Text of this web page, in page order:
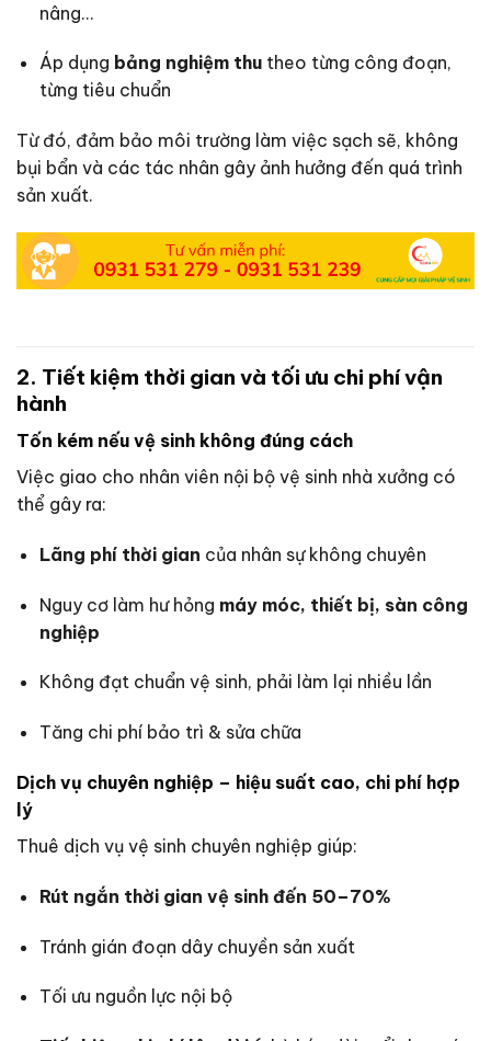
nâng…
Áp dụng bảng nghiệm thutheo từng công đoạn,
từng tiêu chuẩn
Từ đó, đảm bảo môi trường làm việc sạch sẽ, không
bụi bẩn và các tác nhân gây ảnh hưởng đến quá trình
sản xuất.
2. Tiết kiệm thời gian và tối ưu chi phí vận
hành
Tốn kém nếu vệ sinh không đúng cách
Việc giao cho nhân viên nội bộ vệ sinh nhà xưởng có
thể gây ra:
Lãng phí thời gian của nhân sự không chuyên
Nguy cơ làm hư hỏng máy móc, thiết bị, sàn công
nghiệp
Không đạt chuẩn vệ sinh, phải làm lại nhiều lần
Tăng chi phí bảo trì & sửa chữa
Dịch vụ chuyên nghiệp – hiệu suất cao, chi phí hợp
lý
Thuê dịch vụ vệ sinh chuyên nghiệp giúp:
Rút ngắn thời gian vệ sinh đến 50–70%
Tránh gián đoạn dây chuyền sản xuất
Tối ưu nguồn lực nội bộ